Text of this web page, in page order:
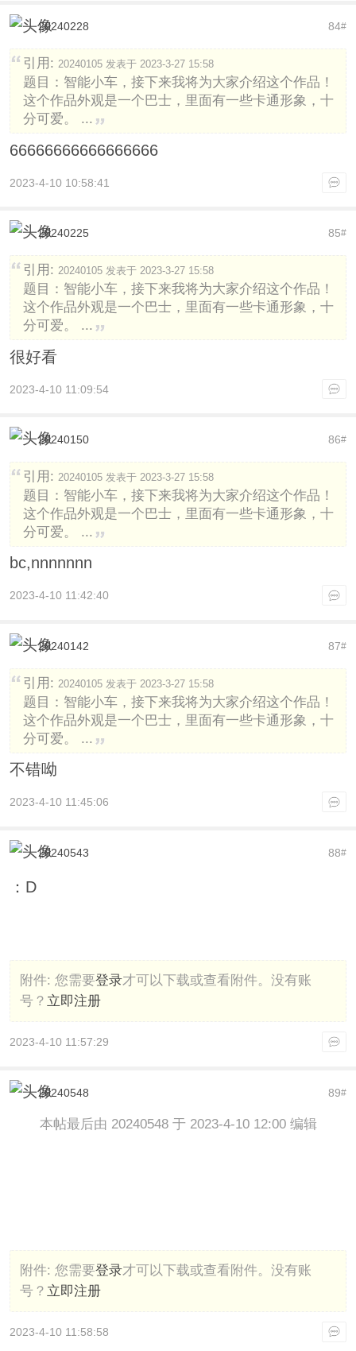
84#
20240228
引用: 20240105 发表于 2023-3-27 15:58
题目：智能小车，接下来我将为大家介绍这个作品！
这个作品外观是一个巴士，里面有一些卡通形象，十
分可爱。 ...
66666666666666666
2023-4-10 10:58:41
85#
20240225
引用: 20240105 发表于 2023-3-27 15:58
题目：智能小车，接下来我将为大家介绍这个作品！
这个作品外观是一个巴士，里面有一些卡通形象，十
分可爱。 ...
很好看
2023-4-10 11:09:54
86#
20240150
引用: 20240105 发表于 2023-3-27 15:58
题目：智能小车，接下来我将为大家介绍这个作品！
这个作品外观是一个巴士，里面有一些卡通形象，十
分可爱。 ...
bc,nnnnnnn
2023-4-10 11:42:40
87#
20240142
引用: 20240105 发表于 2023-3-27 15:58
题目：智能小车，接下来我将为大家介绍这个作品！
这个作品外观是一个巴士，里面有一些卡通形象，十
分可爱。 ...
不错呦
2023-4-10 11:45:06
88#
20240543
：D
附件: 您需要登录才可以下载或查看附件。没有账
号？ 立即注册
2023-4-10 11:57:29
89#
20240548
本帖最后由 20240548 于 2023-4-10 12:00 编辑
附件: 您需要登录才可以下载或查看附件。没有账
号？ 立即注册
2023-4-10 11:58:58